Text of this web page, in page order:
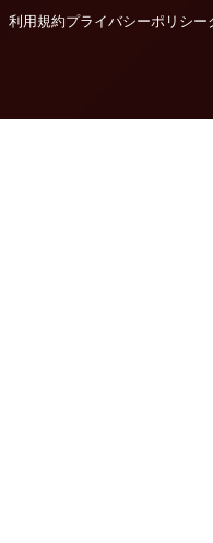
利用規約プライバシーポリシー